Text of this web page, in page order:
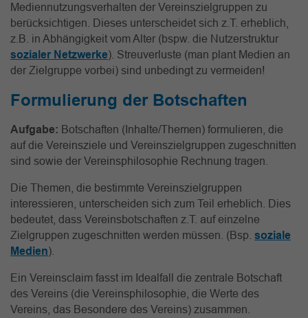
Mediennutzungsverhalten der Vereinszielgruppen zu
berücksichtigen. Dieses unterscheidet sich z.T. erheblich,
z.B. in Abhängigkeit vom Alter (bspw. die Nutzerstruktur
sozialer Netzwerke). Streuverluste (man plant Medien an
der Zielgruppe vorbei) sind unbedingt zu vermeiden!
Formulierung der Botschaften
Aufgabe: Botschaften (Inhalte/Themen) formulieren, die
auf die Vereinsziele und Vereinszielgruppen zugeschnitten
sind sowie der Vereinsphilosophie Rechnung tragen.
Die Themen, die bestimmte Vereinszielgruppen
interessieren, unterscheiden sich zum Teil erheblich. Dies
bedeutet, dass Vereinsbotschaften z.T. auf einzelne
Zielgruppen zugeschnitten werden müssen. (Bsp. soziale
Medien).
Ein Vereinsclaim fasst im Idealfall die zentrale Botschaft
des Vereins (die Vereinsphilosophie, die Werte des
Vereins, das Besondere des Vereins) zusammen.